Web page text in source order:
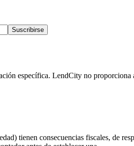
Suscribirse
específica. LendCity no
tienen consecuencias fiscales, de